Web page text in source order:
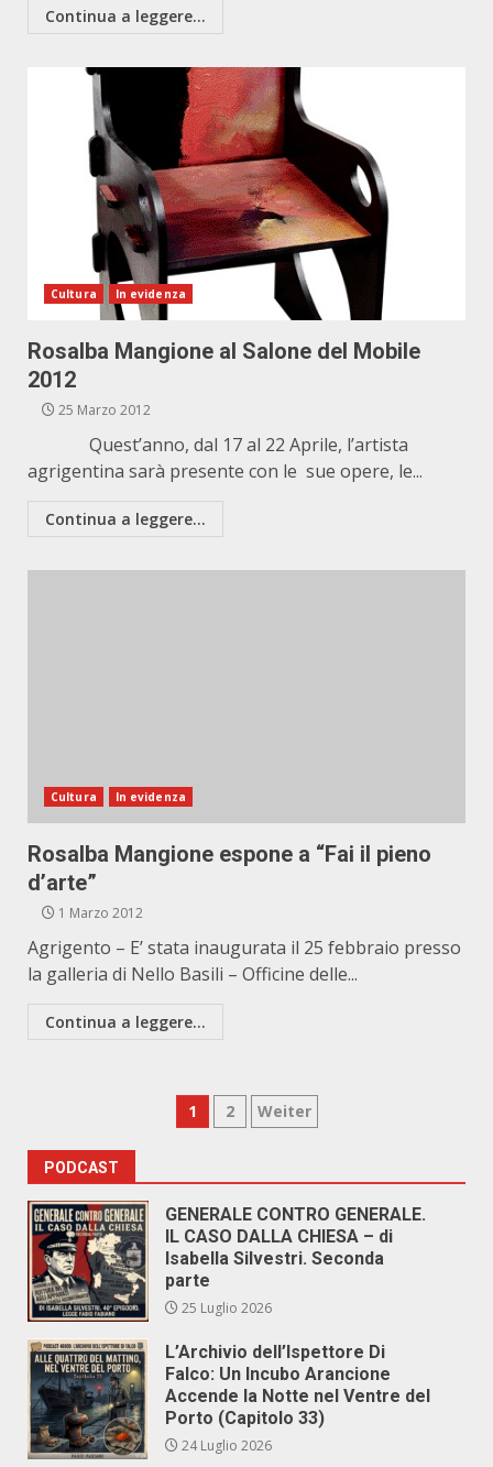
Continua a leggere...
Cultura In evidenza
Rosalba Mangione al Salone del Mobile
2012
25 Marzo 2012
Quest’anno, dal 17 al 22 Aprile, l’artista
agrigentina sarà presente con le sue opere, le...
Continua a leggere...
Cultura In evidenza
Rosalba Mangione espone a “Fai il pieno
d’arte”
1 Marzo 2012
Agrigento – E’ stata inaugurata il 25 febbraio presso
la galleria di Nello Basili – Officine delle...
Continua a leggere...
Paginazione
articoli
1 2 Weiter
PODCAST
GENERALE CONTRO GENERALE.
IL CASO DALLA CHIESA – di
Isabella Silvestri. Seconda
parte
25 Luglio 2026
L’Archivio dell’Ispettore Di
Falco: Un Incubo Arancione
Accende la Notte nel Ventre del
Porto (Capitolo 33)
24 Luglio 2026